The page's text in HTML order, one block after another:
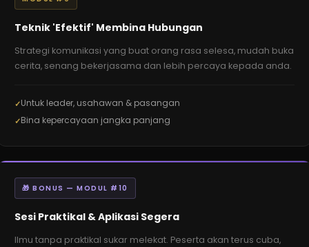
Teknik 'Efektif' Membina Hubungan
Strategi komunikasi yang buat orang rasa selesa, mudah buka
cerita, senang bekerjasama dan lebih percaya kepada anda.
Untuk leader, usahawan & pasangan
Bina kepercayaan jangka panjang
🎁 BONUS — MODUL #10
Sesi Praktikal & Aplikasi Segera
Ilmu tanpa praktikal sukar melekat. Peserta akan terus cuba,